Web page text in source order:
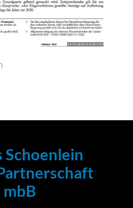
Schoenlein
mbB